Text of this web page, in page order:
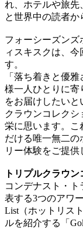
れ、ホテルや旅先
と世界中の読者か
フォーシーズンズ
ィスキスクは、
す。
「落ち着きと優
様一人ひとりに寄
をお届けしたい
クラウンコレク
栄に思います。こ
だける唯一無二の
リー体験をご提供
トリプルクラウ
コンデナスト・
表する3つのアワ
List（ホットリス
ルを紹介する「